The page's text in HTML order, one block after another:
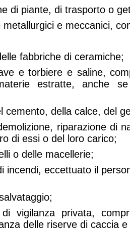
di piante, di trasporto o
metallurgici e meccanici,
fabbriche di ceramiche;
e torbiere e saline,
estratte, anche
cemento, della calce, del
riparazione di
di essi o del loro carico;
o delle macellerie;
incendi, eccettuato il
vigilanza privata,
delle riserve di caccia